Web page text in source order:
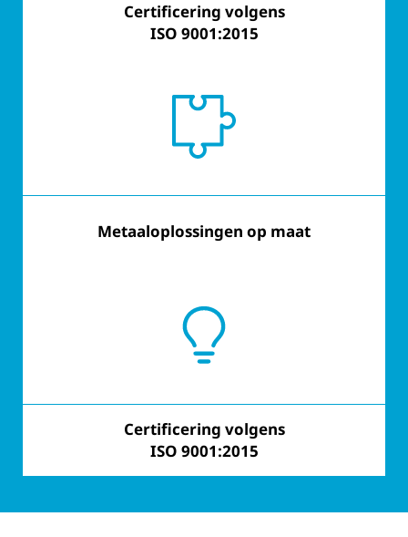
Certificering volgens
ISO 9001:2015
Certificering volgens
ISO 9001:2015
Metaaloplossingen op maat
Klantgericht
Certificering volgens
ISO 9001:2015
Sterke realisatie